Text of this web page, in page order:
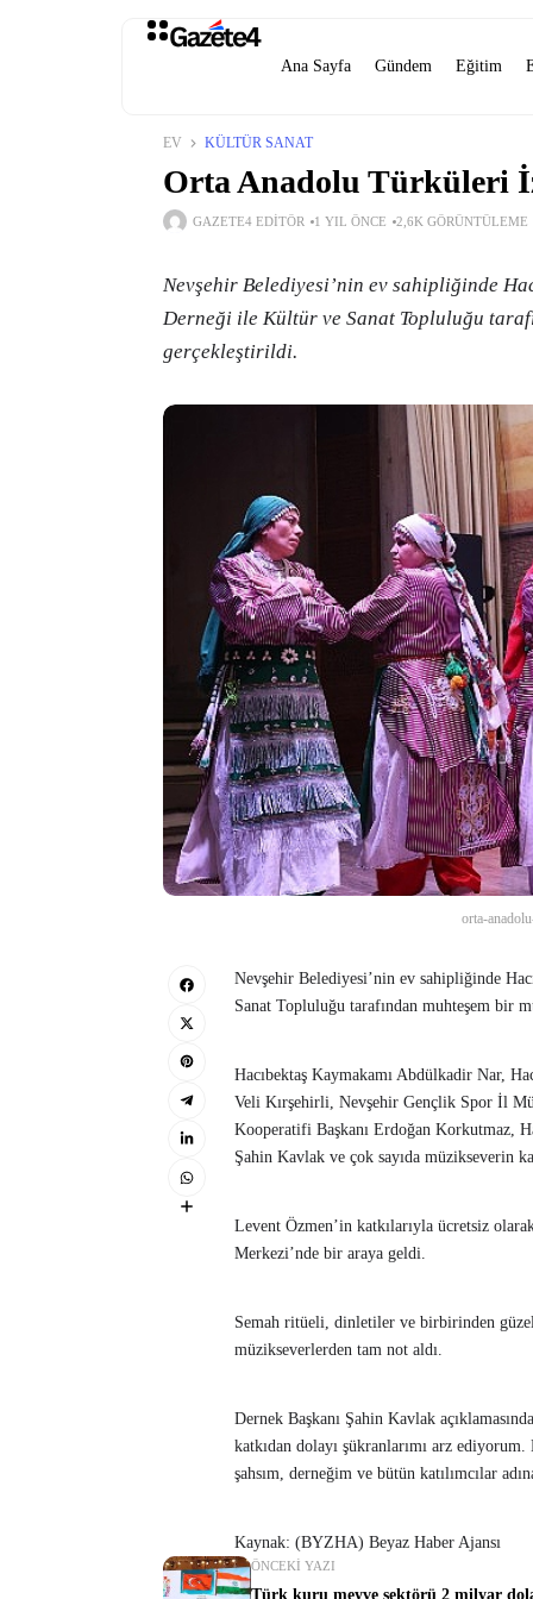
Ana Sayfa Gündem Eğitim
EV KÜLTÜR SANAT
Orta Anadolu Türküleri
GAZETE4 EDITÖR 1 YIL ÖNCE 2,6K GÖRÜNTÜLEME
Nevşehir Belediyesi’nin ev sahipliğinde
Derneği ile Kültür ve Sanat Topluluğu
gerçekleştirildi.
orta-
Nevşehir Belediyesi’nin ev sahipliğinde
Sanat Topluluğu tarafından muhteşem bir
Hacıbektaş Kaymakamı Abdülkadir Nar,
Veli Kırşehirli, Nevşehir Gençlik Spor İl
Kooperatifi Başkanı Erdoğan Korkutmaz,
Şahin Kavlak ve çok sayıda müzikseverin
Levent Özmen’in katkılarıyla ücretsiz
Merkezi’nde bir araya geldi.
Semah ritüeli, dinletiler ve birbirinden
müzikseverlerden tam not aldı.
Dernek Başkanı Şahin Kavlak
katkıdan dolayı şükranlarımı arz
şahsım, derneğim ve bütün katılımcılar
Kaynak: (BYZHA) Beyaz Haber Ajansı
ÖNCEKI YAZI
Türk kuru meyve sektörü 2 milyar